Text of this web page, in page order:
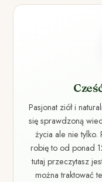
Pasjonat ziół i
się sprawdzoną
życia ale nie
robię to od ponad
tutaj przeczytasz
można traktować